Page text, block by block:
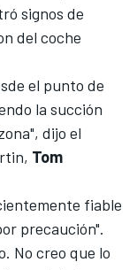
signos de
del coche
el punto de
la succión
dijo el
Tom
fiable
precaución".
No creo que lo